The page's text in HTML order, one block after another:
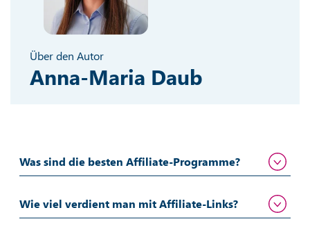
Über den Autor
Anna-Maria Daub
Was sind die besten Affiliate-Programme?
Wie viel verdient man mit Affiliate-Links?